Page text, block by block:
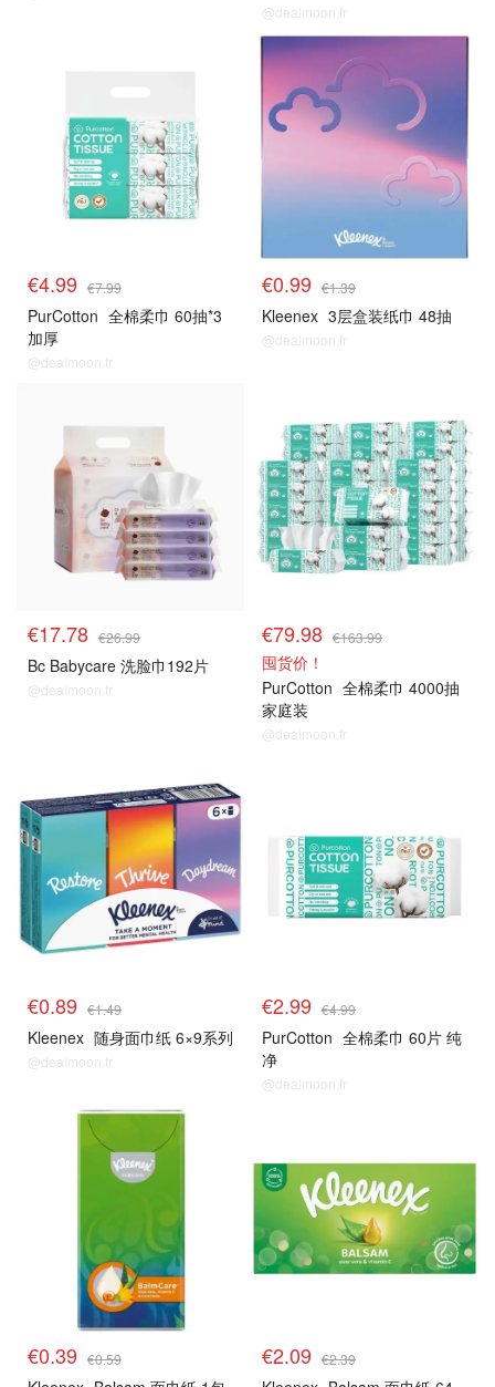
@dealmoon.fr
€4.99 €7.99
PurCotton 全棉柔巾 60抽*3
加厚
@dealmoon.fr
€0.99 €1.39
Kleenex 3层盒装纸巾 48抽
@dealmoon.fr
€17.78 €26.99
Bc Babycare 洗脸巾192片
@dealmoon.fr
€79.98 €163.99
囤货价！
PurCotton 全棉柔巾 4000抽
家庭装
@dealmoon.fr
€0.89 €1.49
Kleenex 随身面巾纸 6×9系列
@dealmoon.fr
€2.99 €4.99
PurCotton 全棉柔巾 60片 纯
净
@dealmoon.fr
€0.39 €0.59 €2.09 €2.39